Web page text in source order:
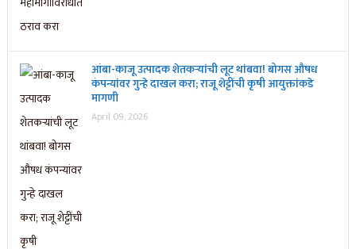
आंबा-काजू उत्पादक शेतकऱ्यांची लूट थांबवा! बोगस औषध
कंपन्यांवर गुन्हे दाखल करा; राजू शेट्टींची कृषी आयुक्तांकडे
मागणी
April 09, 2026